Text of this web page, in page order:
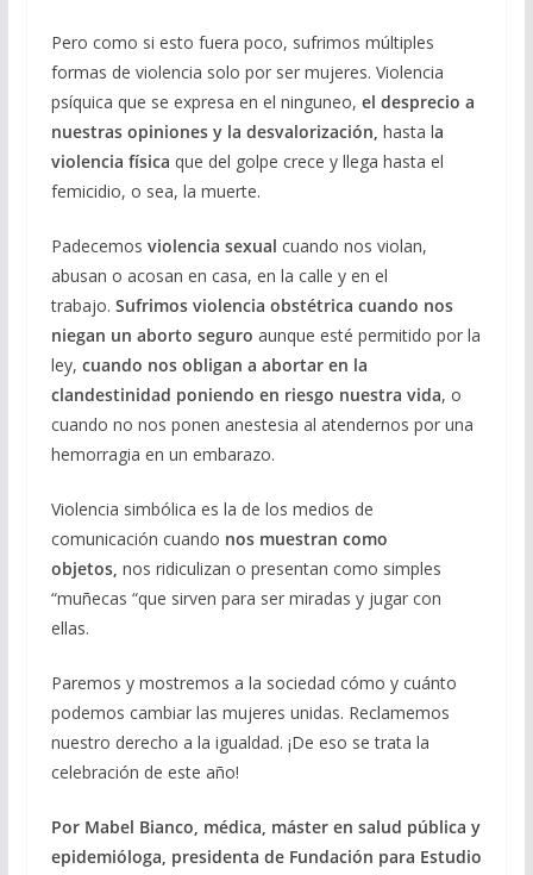
Pero como si esto fuera poco, sufrimos múltiples
formas de violencia solo por ser mujeres. Violencia
psíquica que se expresa en el ninguneo, el desprecio a
nuestras opiniones y la desvalorización, hasta la
violencia física que del golpe crece y llega hasta el
femicidio, o sea, la muerte.
Padecemos violencia sexual cuando nos violan,
abusan o acosan en casa, en la calle y en el
trabajo. Sufrimos violencia obstétrica cuando nos
niegan un aborto seguro aunque esté permitido por la
ley, cuando nos obligan a abortar en la
clandestinidad poniendo en riesgo nuestra vida, o
cuando no nos ponen anestesia al atendernos por una
hemorragia en un embarazo.
Violencia simbólica es la de los medios de
comunicación cuando nos muestran como
objetos, nos ridiculizan o presentan como simples
“muñecas “que sirven para ser miradas y jugar con
ellas.
Paremos y mostremos a la sociedad cómo y cuánto
podemos cambiar las mujeres unidas. Reclamemos
nuestro derecho a la igualdad. ¡De eso se trata la
celebración de este año!
Por Mabel Bianco, médica, máster en salud pública y
epidemióloga, presidenta de Fundación para Estudio